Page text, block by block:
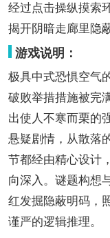
经过点击操纵摸索
揭开阴暗走廊里隐
游戏说明：
极具中式恐惧空气
破败举措措施被完
出使人不寒而栗的
悬疑剧情，从散落
节都经由精心设计
向深入。谜题构想
红发掘隐蔽明码，
谨严的逻辑推理。